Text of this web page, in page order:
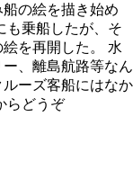
の絵を描き始め
も乗船したが、そ
を再開した。 水
、離島航路等なん
ーズ客船にはなか
らどうぞ